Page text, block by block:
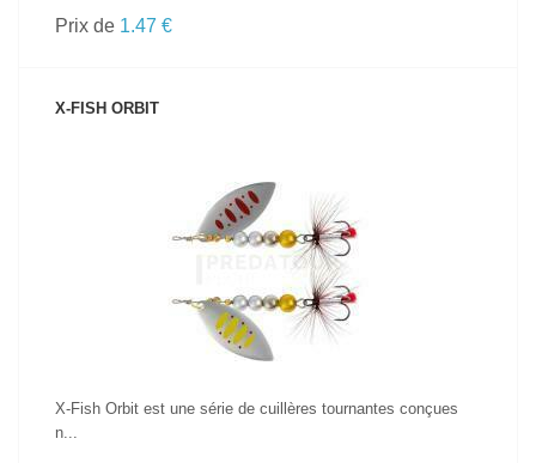
Prix de 1.47 €
X-FISH ORBIT
VOIR LE PRODUIT
X-Fish Orbit est une série de cuillères tournantes conçues
n...